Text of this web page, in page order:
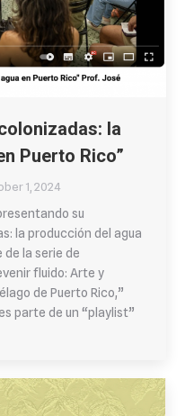
la
Puerto Rico”
1, 2024
su
la producción del agua
de la serie de
fluido: Arte y
de Puerto Rico,”
parte de un “playlist”